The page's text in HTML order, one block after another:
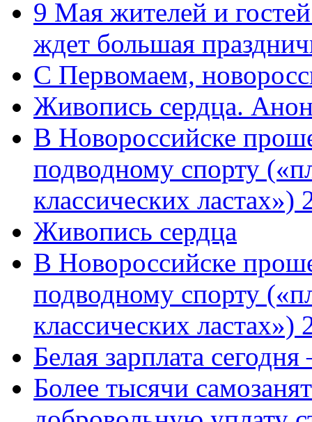
9 Мая жителей и
ждет большая
C Первомаем,
Живопись сердца.
В Новороссийске
подводному спорту
классических
Живопись сердца
В Новороссийске
подводному спорту
классических ластах»)
Белая зарплата
Более тысячи